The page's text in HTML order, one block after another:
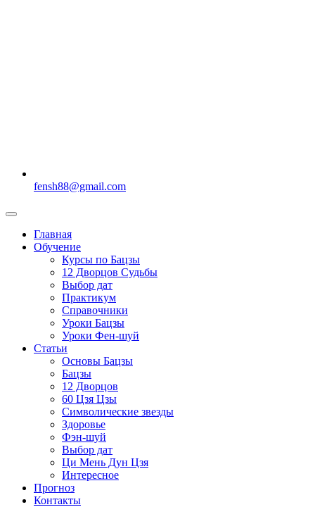
fensh88@gmail.com
Главная
Обучение
Курсы по Бацзы
12 Дворцов Судьбы
Выбор дат
Практикум
Справочники
Уроки Бацзы
Уроки Фен-шуй
Статьи
Основы Бацзы
Бацзы
12 Дворцов
60 Цзя Цзы
Символические звезды
Здоровье
Фэн-шуй
Выбор дат
Ци Мень Дун Цзя
Интересное
Прогноз
Контакты